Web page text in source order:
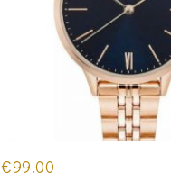
€99.00